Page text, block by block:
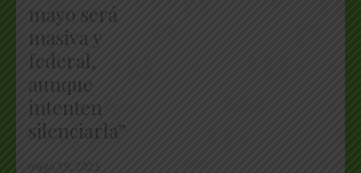
mayo será
masiva y
federal,
aunque
intenten
silenciarla”